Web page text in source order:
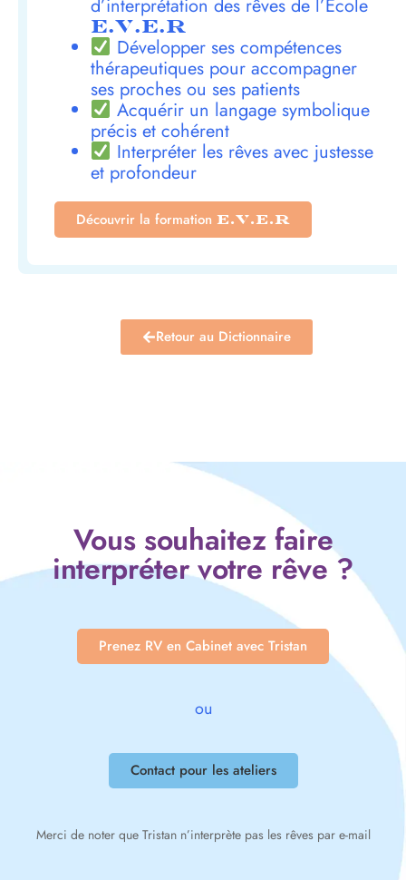
d’interprétation des rêves de l’École
E.V.E.R
Développer ses compétences
thérapeutiques pour accompagner
ses proches ou ses patients
Acquérir un langage symbolique
précis et cohérent
Interpréter les rêves avec justesse
et profondeur
Découvrir la formation E.V.E.R
Retour au Dictionnaire
Vous souhaitez faire
interpréter votre rêve ?
Prenez RV en Cabinet avec Tristan
ou
Contact pour les ateliers
Merci de noter que Tristan n’interprète pas les rêves par e-mail